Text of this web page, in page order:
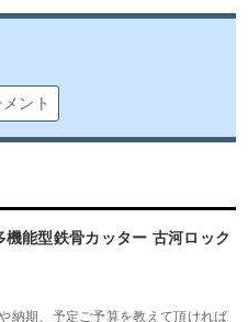
ント
能型鉄骨カッター 古河ロック
納期、予定ご予算を教えて頂ければ